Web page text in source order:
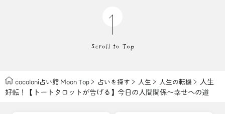
cocoloni占い館 Moon Top 占いを探す 人生 人生の転機
人生
好転！【トートタロットが告げる】今日の人間関係〜幸せへの道